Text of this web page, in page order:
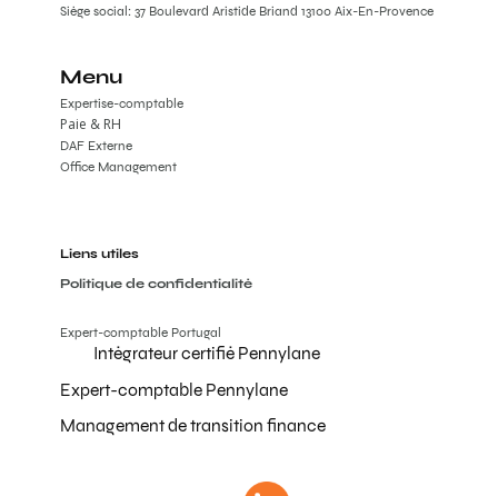
Siège social: 37 Boulevard Aristide Briand 13100 Aix-En-Provence
Menu
Expertise-comptable
DAF Externe
Office Management
Paie & RH
Liens utiles
Politique de confidentialité
Expert-comptable Portugal
Intégrateur certifié Pennylane
Expert-comptable Pennylane
Management de transition finance